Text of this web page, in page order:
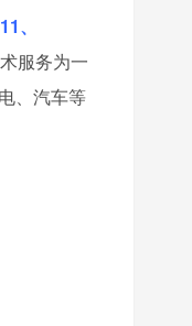
、
服务为一
、汽车等